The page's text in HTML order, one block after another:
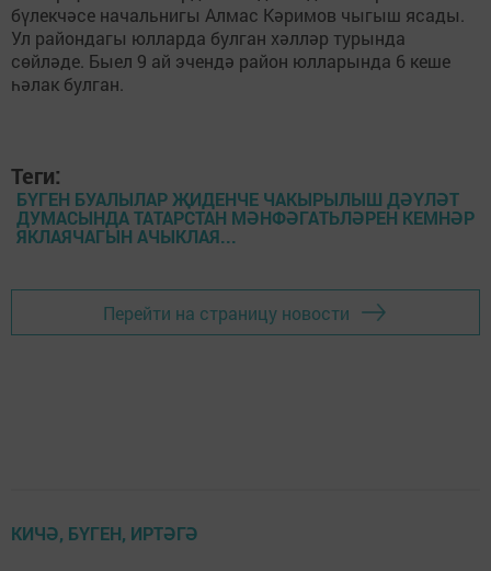
бүлекчәсе начальнигы Алмас Кәримов чыгыш ясады.
Ул райондагы юлларда булган хәлләр турында
сөйләде. Быел 9 ай эчендә район юлларында 6 кеше
һәлак булган.
Теги:
БҮГЕН БУАЛЫЛАР ҖИДЕНЧЕ ЧАКЫРЫЛЫШ ДӘҮЛӘТ
ДУМАСЫНДА ТАТАРСТАН МӘНФӘГАТЬЛӘРЕН КЕМНӘР
ЯКЛАЯЧАГЫН АЧЫКЛАЯ...
Перейти на страницу новости
КИЧӘ, БҮГЕН, ИРТӘГӘ